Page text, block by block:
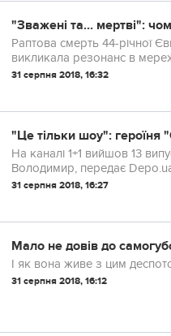
"Зважені та... мертві":
Раптова смерть 44-річної
викликала резонанс в
занепокоїлися питанням,
31 серпня 2018, 16:32
"Це тільки шоу": героїня
На каналі 1+1 вийшов 13
Володимир, передає
31 серпня 2018, 16:27
Мало не довів до
І як вона живе з цим
31 серпня 2018, 16:12